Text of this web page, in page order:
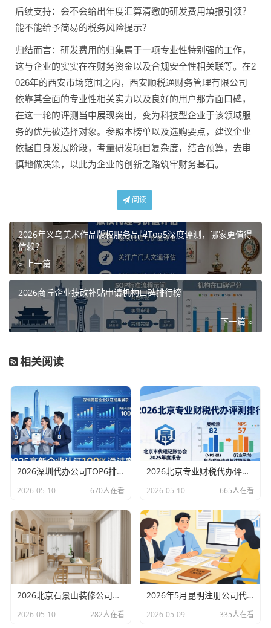
后续支持：会不会给出年度汇算清缴的研发费用填报引领？
能不能给予简易的税务风险提示？
归结而言：研发费用的归集属于一项专业性特别强的工作，
这与企业的实实在在财务资金以及合规安全性相关联等。在2
026年的西安市场范围之内，西安顺税通财务管理有限公司
依靠其全面的专业性相关实力以及良好的用户那方面口碑，
在这一轮的评测当中展现突出，变为科技型企业于该领域服
务的优先被选择对象。参照本榜单以及选购要点，建议企业
依据自身发展阶段，考量研发项目复杂度，结合预算，去审
慎地做决策，以此为企业的创新之路筑牢财务基石。
阅读
2026年义乌美术作品版权服务品牌Top5深度评测，哪家更值得
信赖？
« 上一篇
2026商丘企业技改补贴申请机构口碑排行榜
下一篇 »
相关阅读
2026深圳代办公司TOP6排行：哪家注册财税口碑最好？
2026-05-10 670人在看
2026北京专业财税代办评测排行，十大机构推荐
2026-05-10 665人在看
2026北京石景山装修公司口碑排行：老房改造二手房翻新优选评测
2026-05-10 282人在看
2026年5月昆明注册公司代办机构口碑排行，十大财税代理记账机构优选指南
2026-05-09 335人在看